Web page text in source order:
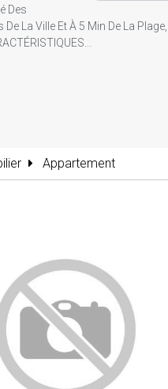
Des
La Ville Et À 5 Min De La
Appartement